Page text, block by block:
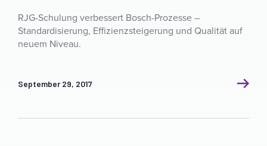
RJG-Schulung verbessert Bosch-Prozesse –
Standardisierung, Effizienzsteigerung und Qualität auf
neuem Niveau.
September 29, 2017